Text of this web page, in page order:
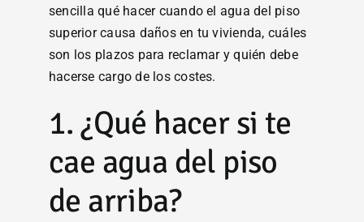
sencilla qué hacer cuando el agua del piso
superior causa daños en tu vivienda, cuáles
son los plazos para reclamar y quién debe
hacerse cargo de los costes.
1. ¿Qué hacer si te
cae agua del piso
de arriba?